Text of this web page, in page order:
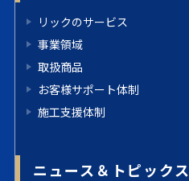
リックのサービス
事業領域
取扱商品
お客様サポート体制
施工支援体制
ニュース＆トピックス